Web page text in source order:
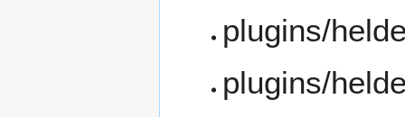
plugins/
plugins/